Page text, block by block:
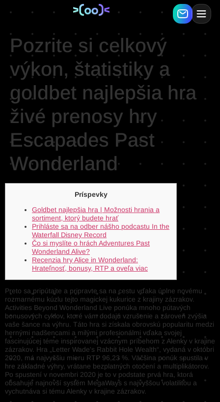
Pozrite si celkový
výkon, štatistiky a
goldbet najlepšia hra
živé prenosy hry
Escapades Past
Wonderland
Príspevky
Goldbet najlepšia hra | Možnosti hrania a
sortiment, ktorý budete hrať
Prihláste sa na odber nášho podcastu In the
Waterfall Disney Record
Čo si myslíte o hrách Adventures Past
Wonderland Alive?
Recenzia hry Alice in Wonderland:
Hrateľnosť, bonusy, RTP a oveľa viac
Preto sa pripútajte a pripravte sa na cestu vďaka úplne novému
rozmarnému kúzlu tejto magickej kukurice z krajiny zázrakov.
Activities Beyond Wonderland Live ponúka mnoho pútavých
bonusových cyklov, ktoré vám dodajú vzrušenie a zároveň zvýšia
vaše šance na výhru. Táto hra si získala obrovskú popularitu medzi
hernými nadšencami a milými profesionálmi vďaka svojej
fascinujúcej téme inspirovanej vzácnym príbehom z Alenky v krajine
zázrakov. Hra „Letter Wade's Rabbit Hole Wealth“, vydaná v októbri
2020, má najvyššiu mieru RTP 96,23 %. Väčšina ponúk spustila v
hre základné výhry, vrátane bezplatných otočení a multiplikátorov.
Po spustení v novembri 2020 je to v podstate prvá hra, ktorá
obsahuje najnovší systém MegaWays s najvyššou volatilitou a
vychutnáva si tému Alenky v krajine zázrakov.